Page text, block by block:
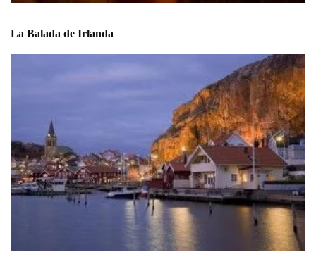
La Balada de Irlanda